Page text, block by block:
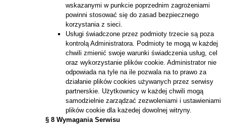
wskazanymi w punkcie poprzednim zagrożeniami
powinni stosować się do zasad bezpiecznego
korzystania z sieci.
Usługi świadczone przez podmioty trzecie są poza
kontrolą Administratora. Podmioty te mogą w każdej
chwili zmienić swoje warunki świadczenia usług, cel
oraz wykorzystanie plików cookie. Administrator nie
odpowiada na tyle na ile pozwala na to prawo za
działanie plików cookies używanych przez serwisy
partnerskie. Użytkownicy w każdej chwili mogą
samodzielnie zarządzać zezwoleniami i ustawieniami
plików cookie dla każedej dowolnej witryny.
§ 8 Wymagania Serwisu